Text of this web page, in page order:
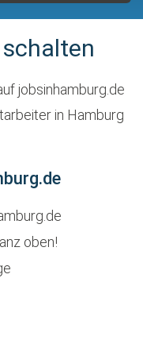
jobsinhamburg.de
in Hamburg
oben!